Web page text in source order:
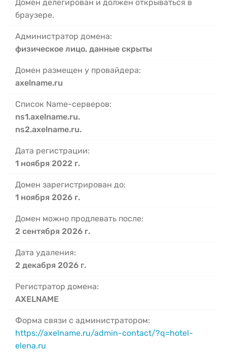
Домен делегирован и должен открываться в
браузере.
Администратор домена:
физическое лицо, данные скрыты
Домен размещен у провайдера:
axelname.ru
Список Name-серверов:
ns1.axelname.ru.
ns2.axelname.ru.
Дата регистрации:
1 ноября 2022 г.
Домен зарегистрирован до:
1 ноября 2026 г.
Домен можно продлевать после:
2 сентября 2026 г.
Дата удаления:
2 декабря 2026 г.
Регистратор домена:
AXELNAME
Форма связи с администратором:
https://axelname.ru/admin-contact/?q=hotel-
elena.ru